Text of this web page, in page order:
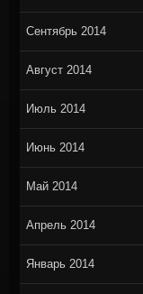
Сентябрь 2014
Август 2014
Июль 2014
Июнь 2014
Май 2014
Апрель 2014
Январь 2014